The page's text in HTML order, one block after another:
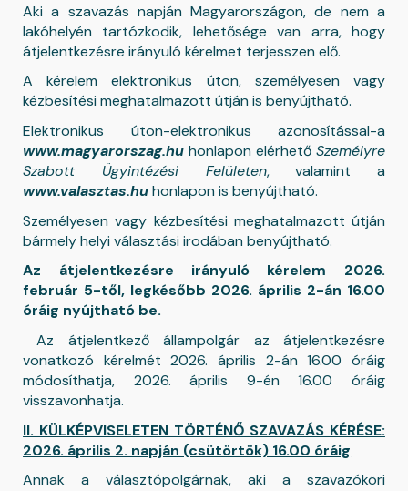
Aki a szavazás napján Magyarországon, de nem a
lakóhelyén tartózkodik, lehetősége van arra, hogy
átjelentkezésre irányuló kérelmet terjesszen elő.
A kérelem elektronikus úton, személyesen vagy
kézbesítési meghatalmazott útján is benyújtható.
Elektronikus úton-elektronikus azonosítással-a
www.magyarorszag.hu honlapon elérhető Személyre
Szabott Ügyintézési Felületen, valamint a
www.valasztas.huhonlapon is benyújtható.
Személyesen vagy kézbesítési meghatalmazott útján
bármely helyi választási irodában benyújtható.
Az átjelentkezésre irányuló kérelem 2026.
február 5-től, legkésőbb 2026. április 2-án 16.00
óráig nyújtható be.
Az átjelentkező állampolgár az átjelentkezésre
vonatkozó kérelmét 2026. április 2-án 16.00 óráig
módosíthatja, 2026. április 9-én 16.00 óráig
visszavonhatja.
II. KÜLKÉPVISELETEN TÖRTÉNŐ SZAVAZÁS KÉRÉSE:
2026. április 2. napján (csütörtök) 16.00 óráig
Annak a választópolgárnak, aki a szavazóköri